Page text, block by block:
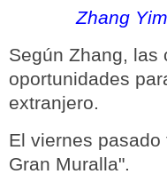
Zhang
Según Zhang, las
oportunidades
extranjero.
El viernes
Gran Muralla".